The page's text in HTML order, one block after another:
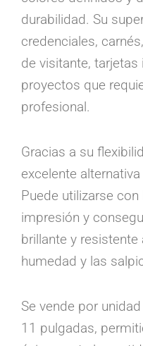
durabilidad. Su
credenciales,
de visitante,
proyectos que
profesional.
Gracias a su
excelente
Puede utilizarse
impresión y
brillante y resistente
humedad y las
Se vende por
11 pulgadas,